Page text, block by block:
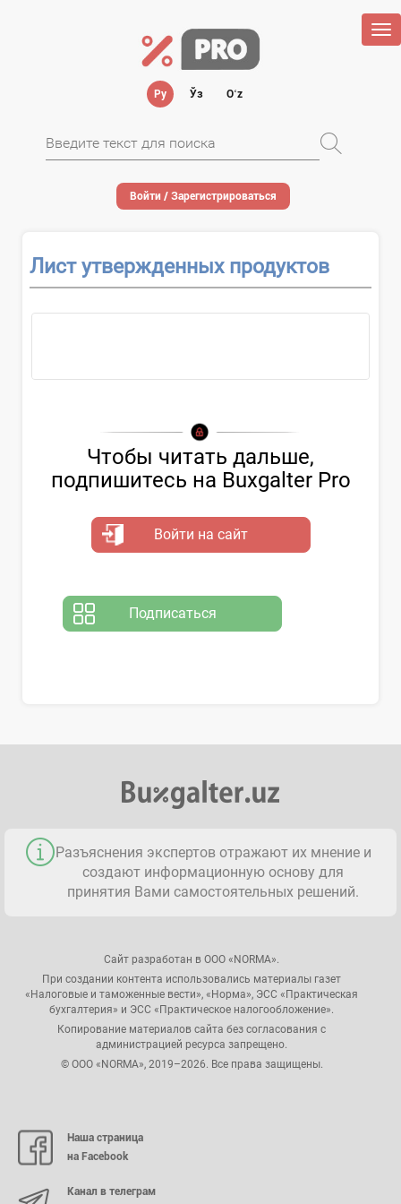
Ру Ўз Oʻz
Войти / Зарегистрироваться
Лист утвержденных продуктов
Чтобы читать дальше,
подпишитесь на Buxgalter Pro
Войти на сайт
Подписаться
Разъяснения экспертов отражают их мнение и
создают информационную основу для
принятия Вами самостоятельных решений.
Сайт разработан в ООО «NORMA».
При создании контента использовались материалы газет
«Налоговые и таможенные вести», «Норма», ЭСС «Практическая
бухгалтерия» и ЭСС «Практическое налогообложение».
Копирование материалов сайта без согласования с
администрацией ресурса запрещено.
© ООО «NORMA», 2019–2026. Все права защищены.
Наша страница
на Facebook
Канал в телеграм